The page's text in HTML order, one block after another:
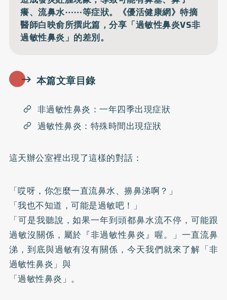
癢、流鼻水⋯⋯等症狀。《優活健康網》特摘
醫師白映俞所撰此篇，分享「過敏性鼻炎VS非
過敏性鼻炎」的差別。
本篇文章目錄
非過敏性鼻炎：一年四季出現症狀
過敏性鼻炎：特殊時間出現症狀
這天辦公室裡出現了這樣的對話：
「哎呀，你怎麼一直流鼻水、擤鼻涕啊？」
「我也不知道，可能是過敏吧！」
「可是我聽說，如果一年到頭都鼻水流不停，可能跟
過敏沒關係，屬於『非過敏性鼻炎』喔。」一直流鼻
涕，到底與過敏有沒有關係，今天我們就來了解「非
過敏性鼻炎」與
「過敏性鼻炎」。